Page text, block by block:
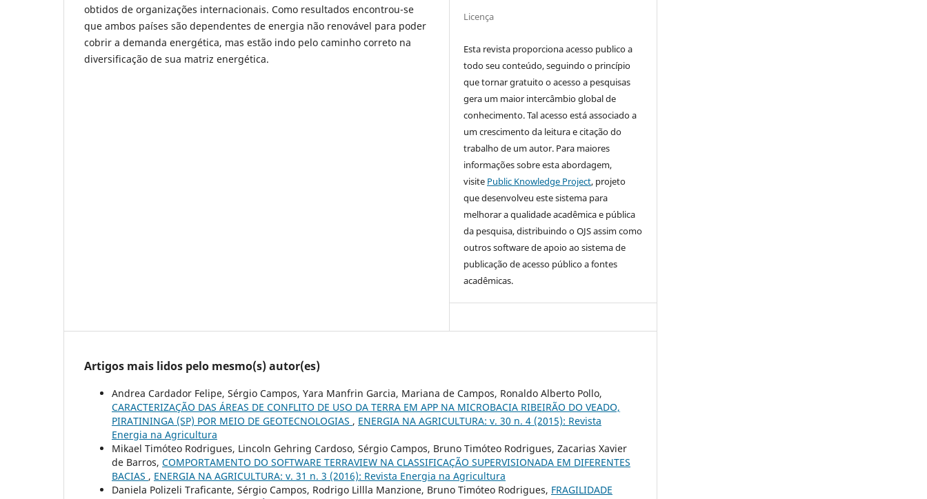
obtidos de organizações internacionais. Como resultados encontrou-se
que ambos países são dependentes de energia não renovável para poder
cobrir a demanda energética, mas estão indo pelo caminho correto na
diversificação de sua matriz energética.
Licença
Esta revista proporciona acesso publico a
todo seu conteúdo, seguindo o princípio
que tornar gratuito o acesso a pesquisas
gera um maior intercâmbio global de
conhecimento. Tal acesso está associado a
um crescimento da leitura e citação do
trabalho de um autor. Para maiores
informações sobre esta abordagem,
visite Public Knowledge Project, projeto
que desenvolveu este sistema para
melhorar a qualidade acadêmica e pública
da pesquisa, distribuindo o OJS assim como
outros software de apoio ao sistema de
publicação de acesso público a fontes
acadêmicas.
Artigos mais lidos pelo mesmo(s) autor(es)
Andrea Cardador Felipe, Sérgio Campos, Yara Manfrin Garcia, Mariana de Campos, Ronaldo Alberto Pollo,
CARACTERIZAÇÃO DAS ÁREAS DE CONFLITO DE USO DA TERRA EM APP NA MICROBACIA RIBEIRÃO DO VEADO,
PIRATININGA (SP) POR MEIO DE GEOTECNOLOGIAS , ENERGIA NA AGRICULTURA: v. 30 n. 4 (2015): Revista
Energia na Agricultura
Mikael Timóteo Rodrigues, Lincoln Gehring Cardoso, Sérgio Campos, Bruno Timóteo Rodrigues, Zacarias Xavier
de Barros, COMPORTAMENTO DO SOFTWARE TERRAVIEW NA CLASSIFICAÇÃO SUPERVISIONADA EM DIFERENTES
BACIAS , ENERGIA NA AGRICULTURA: v. 31 n. 3 (2016): Revista Energia na Agricultura
Daniela Polizeli Traficante, Sérgio Campos, Rodrigo Lillla Manzione, Bruno Timóteo Rodrigues, FRAGILIDADE